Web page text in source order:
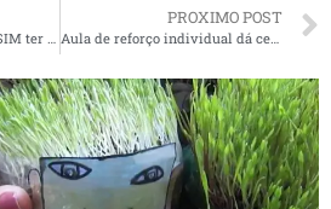
Profe particular precisa SIM ter um contrato!
PROXIMO POST
Aula de reforço individual dá certo?